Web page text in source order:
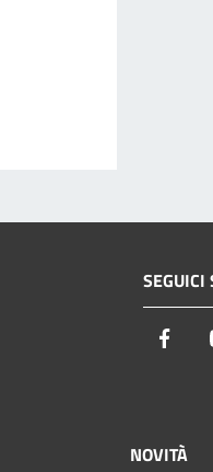
SEGUICI
NOVITÀ